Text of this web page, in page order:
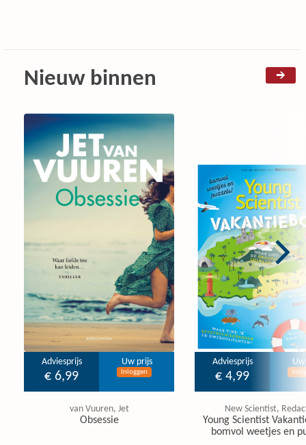
Nieuw binnen
Adviesprijs
€ 6,99
Uw prijs
Inloggen
van Vuuren, Jet
Obsessie
Adviesprijs
€ 4,99
New Scientist,
Young Scientist
bomvol weetjes en